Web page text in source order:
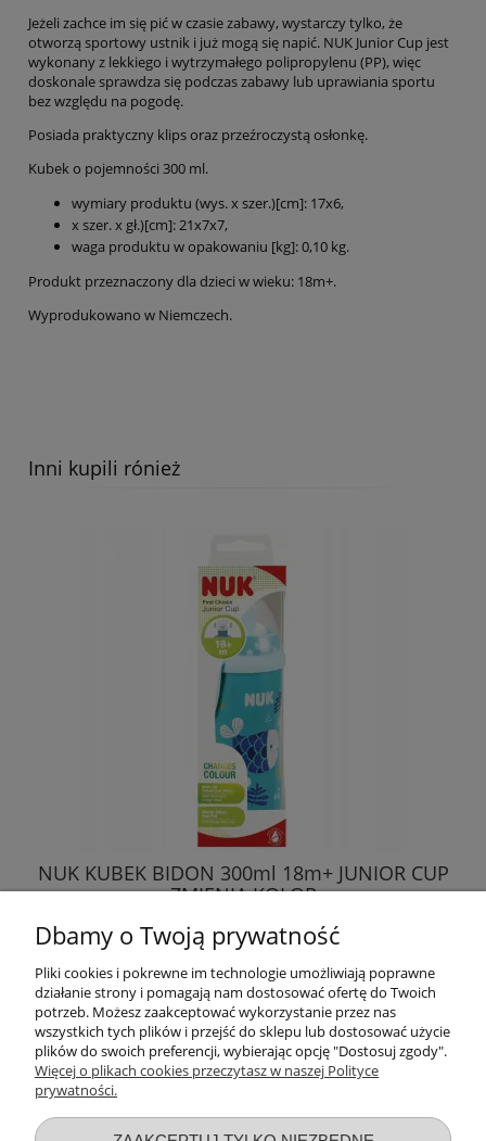
Jeżeli zachce im się pić w czasie zabawy, wystarczy tylko, że
otworzą sportowy ustnik i już mogą się napić. NUK Junior Cup jest
wykonany z lekkiego i wytrzymałego polipropylenu (PP), więc
doskonale sprawdza się podczas zabawy lub uprawiania sportu
bez względu na pogodę.
Posiada praktyczny klips oraz przeźroczystą osłonkę.
Kubek o pojemności 300 ml.
wymiary produktu (wys. x szer.)[cm]: 17x6,
x szer. x gł.)[cm]: 21x7x7,
waga produktu w opakowaniu [kg]: 0,10 kg.
Produkt przeznaczony dla dzieci w wieku: 18m+.
Wyprodukowano w Niemczech.
Inni kupili rónież
NUK KUBEK BIDON 300ml 18m+ JUNIOR CUP
ZMIENIA KOLOR
46,23 zł
DO KOSZYKA
Dbamy o Twoją prywatność
Pliki cookies i pokrewne im technologie umożliwiają poprawne
działanie strony i pomagają nam dostosować ofertę do Twoich
potrzeb. Możesz zaakceptować wykorzystanie przez nas
wszystkich tych plików i przejść do sklepu lub dostosować użycie
plików do swoich preferencji, wybierając opcję "Dostosuj zgody".
Więcej o plikach cookies przeczytasz w naszej Polityce
prywatności.